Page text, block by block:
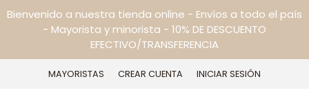
Bienvenido a nuestra tienda online - Envíos a todo el país
- Mayorista y minorista - 10% DE DESCUENTO
EFECTIVO/TRANSFERENCIA
MAYORISTAS CREAR CUENTA INICIAR SESIÓN